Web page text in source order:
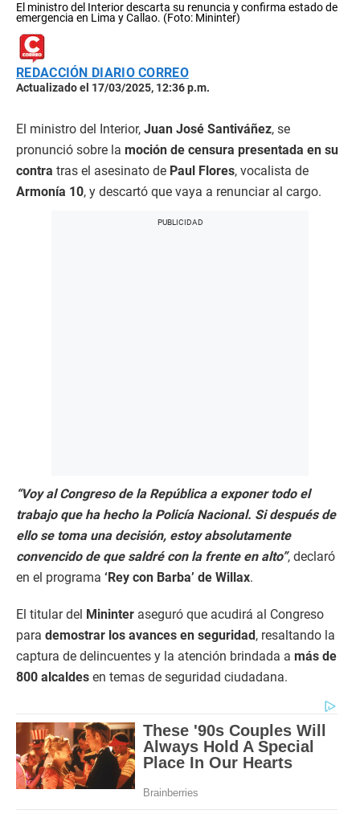
El ministro del Interior descarta su renuncia y confirma estado de
emergencia en Lima y Callao. (Foto: Mininter)
REDACCIÓN DIARIO CORREO
Actualizado el 17/03/2025, 12:36 p.m.
El ministro del Interior, Juan José Santiváñez, se
pronunció sobre la moción de censura presentada en su
contra tras el asesinato de Paul Flores, vocalista de
Armonía 10, y descartó que vaya a renunciar al cargo.
“Voy al Congreso de la República a exponer todo el
trabajo que ha hecho la Policía Nacional. Si después de
ello se toma una decisión, estoy absolutamente
convencido de que saldré con la frente en alto”, declaró
en el programa ‘Rey con Barba’ de Willax.
El titular del Mininter aseguró que acudirá al Congreso
para demostrar los avances en seguridad, resaltando la
captura de delincuentes y la atención brindada a más de
800 alcaldes en temas de seguridad ciudadana.